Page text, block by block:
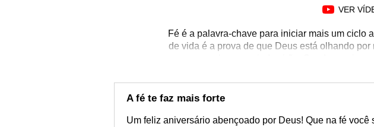
VER
Fé é a palavra-chave para iniciar mais um ciclo
de vida é a prova de que Deus está olhando
como aqueles que ainda virão. Sendo o
Nossas frases de aniversário religiosas são
do dia. Compartilhe-as e faça deste dia uma
A fé te faz mais forte
Um feliz aniversário abençoado por Deus! Que na fé você